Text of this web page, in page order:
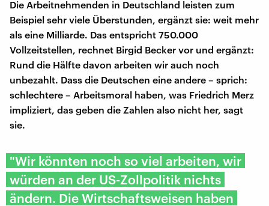
Die Arbeitnehmenden in Deutschland leisten zum
Beispiel sehr viele Überstunden, ergänzt sie: weit mehr
als eine Milliarde. Das entspricht 750.000
Vollzeitstellen, rechnet Birgid Becker vor und ergänzt:
Rund die Hälfte davon arbeiten wir auch noch
unbezahlt. Dass die Deutschen eine andere – sprich:
schlechtere – Arbeitsmoral haben, was Friedrich Merz
impliziert, das geben die Zahlen also nicht her, sagt
sie.
"Wir könnten noch so viel arbeiten, wir
würden an der US-Zollpolitik nichts
ändern. Die Wirtschaftsweisen haben